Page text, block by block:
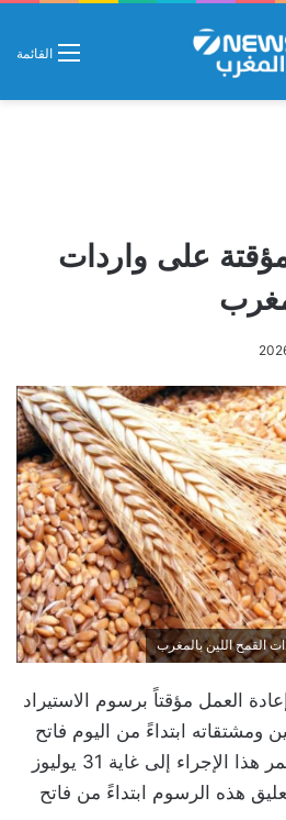
القائمة
على واردات
القمح اللين بالمغرب
العمل مؤقتاً برسوم الاستيراد
ومشتقاته ابتداءً من اليوم فاتح
يونيو 2026، على أن يستمر هذا الإجراء إلى غاية 31 يوليوز
هذه الرسوم ابتداءً من فاتح